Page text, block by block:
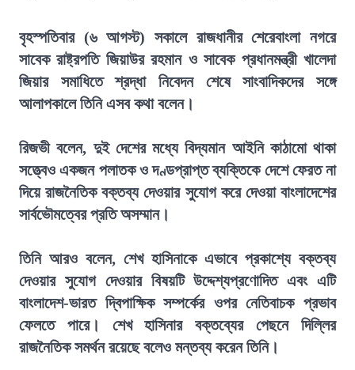
বৃহস্পতিবার (৬ আগস্ট) সকালে রাজধানীর শেরেবাংলা নগরে
সাবেক রাষ্ট্রপতি জিয়াউর রহমান ও সাবেক প্রধানমন্ত্রী খালেদা
জিয়ার সমাধিতে শ্রদ্ধা নিবেদন শেষে সাংবাদিকদের সঙ্গে
আলাপকালে তিনি এসব কথা বলেন।
রিজভী বলেন, দুই দেশের মধ্যে বিদ্যমান আইনি কাঠামো থাকা
সত্ত্বেও একজন পলাতক ও দণ্ডপ্রাপ্ত ব্যক্তিকে দেশে ফেরত না
দিয়ে রাজনৈতিক বক্তব্য দেওয়ার সুযোগ করে দেওয়া বাংলাদেশের
সার্বভৌমত্বের প্রতি অসম্মান।
তিনি আরও বলেন, শেখ হাসিনাকে এভাবে প্রকাশ্যে বক্তব্য
দেওয়ার সুযোগ দেওয়ার বিষয়টি উদ্দেশ্যপ্রণোদিত এবং এটি
বাংলাদেশ-ভারত দ্বিপাক্ষিক সম্পর্কের ওপর নেতিবাচক প্রভাব
ফেলতে পারে। শেখ হাসিনার বক্তব্যের পেছনে দিল্লির
রাজনৈতিক সমর্থন রয়েছে বলেও মন্তব্য করেন তিনি।